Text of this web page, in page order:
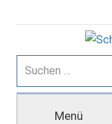
Inhalt
Suchen
nach:
Menü